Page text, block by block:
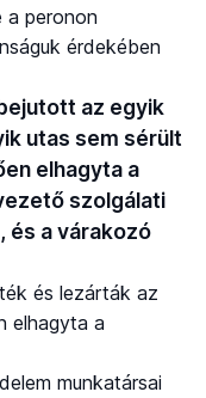
a peronon
érdekében
az egyik
utas sem sérült
elhagyta a
szolgálati
és a várakozó
és lezárták az
elhagyta a
munkatársai